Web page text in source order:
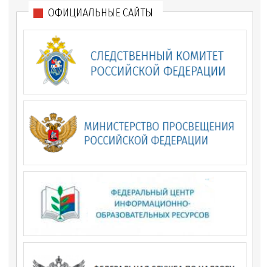
ОФИЦИАЛЬНЫЕ САЙТЫ